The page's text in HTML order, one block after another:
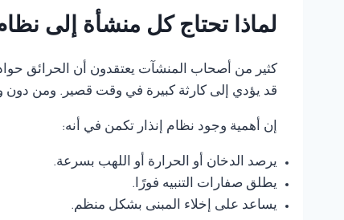
لماذا تحتاج كل منشأة إلى
كثير من أصحاب المنشآت يعتقدون أن الحرائق
قد يؤدي إلى كارثة كبيرة في وقت قصير. ومن دون
إن أهمية وجود نظام إنذار تكمن في أنه:
يرصد الدخان أو الحرارة أو اللهب بسرعة.
يطلق صفارات التنبيه فورًا.
يساعد على إخلاء المبنى بشكل منظم.